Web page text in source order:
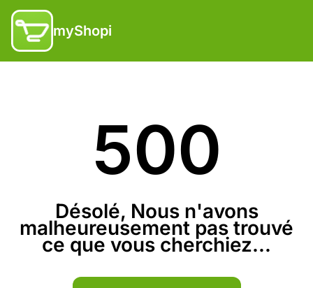
myShopi
500
Désolé, Nous n'avons
malheureusement pas trouvé
ce que vous cherchiez...